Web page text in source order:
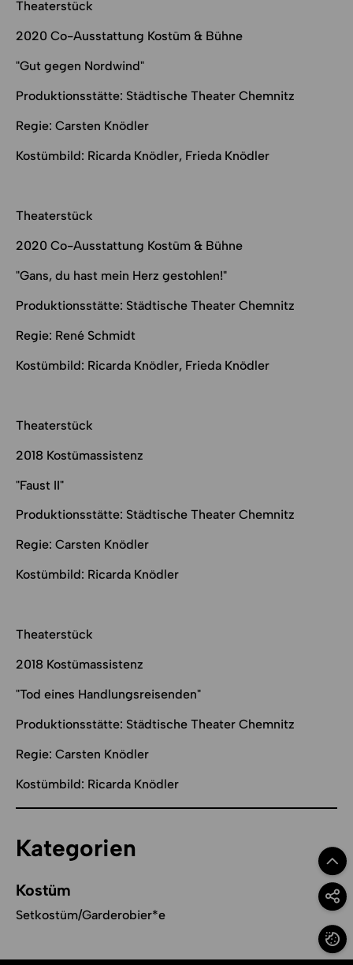
Theaterstück
2020 Co-Ausstattung Kostüm & Bühne
"Gut gegen Nordwind"
Produktionsstätte: Städtische Theater Chemnitz
Regie: Carsten Knödler
Kostümbild: Ricarda Knödler, Frieda Knödler
Theaterstück
2020 Co-Ausstattung Kostüm & Bühne
"Gans, du hast mein Herz gestohlen!"
Produktionsstätte: Städtische Theater Chemnitz
Regie: René Schmidt
Kostümbild: Ricarda Knödler, Frieda Knödler
Theaterstück
2018 Kostümassistenz
"Faust II"
Produktionsstätte: Städtische Theater Chemnitz
Regie: Carsten Knödler
Kostümbild: Ricarda Knödler
Theaterstück
2018 Kostümassistenz
"Tod eines Handlungsreisenden"
Produktionsstätte: Städtische Theater Chemnitz
Regie: Carsten Knödler
Kostümbild: Ricarda Knödler
Kategorien
Kostüm
Setkostüm/Garderobier*e
Zum